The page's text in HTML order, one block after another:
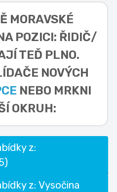
MORAVSKÉ
POZICI: ŘIDIČ/
TEĎ PLNO.
NOVÝCH
NEBO MRKNI
OKRUH:
z:
z: Vysočina